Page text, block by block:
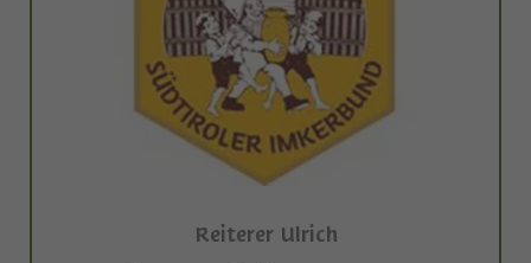
Reiterer Ulrich